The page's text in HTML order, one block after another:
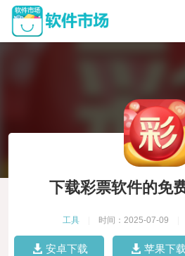
下载彩票软件的免
工具 时间：2025-07-09
安卓下载 苹果下载